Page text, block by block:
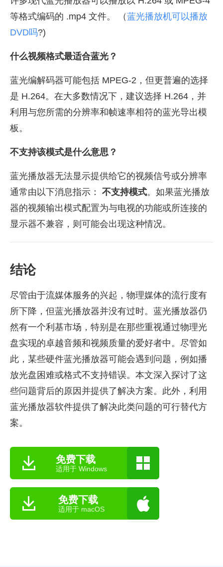
等格式编码的 .mp4 文件。 （蓝光播放机可以播放
DVD吗?)
什么视频格式最适合蓝光？
蓝光编解码器可能包括 MPEG-2，但更普遍的选择
是 H.264。在大多数情况下，建议选择 H.264，并
利用与您所需的分辨率和帧速率相符的蓝光导出模
板。
不支持该模式是什么意思？
蓝光播放器无法显示提供给它的视频信号或分辨率
通常由以下消息指示： 不支持模式。如果蓝光播放
器的视频输出模式配置为与电视的功能或所连接的
显示器不兼容，则可能会出现这种情况。
结论
尽管由于流媒体服务的兴起，物理媒体的流行度有
所下降，但蓝光播放器并没有过时。蓝光播放器仍
然有一个利基市场，特别是在那些重视通过物理光
盘实现的卓越音频和视频质量的爱好者中。尽管如
此，某些硬件蓝光播放器可能会遇到问题，例如播
放光盘困难或格式不支持错误。本文深入探讨了这
些问题背后的原因并提供了解决方案。此外，利用
蓝光播放器软件提供了解决此类问题的可行替代方
案。
免费下载
适用于 Windows
免费下载
适用于 macOS